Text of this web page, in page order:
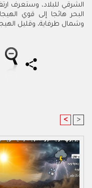
الشرقي للبلاد، وستعرف
البحر هائجا إلى قوي
وشمال طرفاية، وقليل
< >